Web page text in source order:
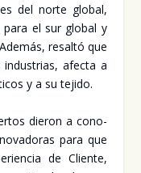
del nor­te glo­bal,
el sur glo­bal y
resal­tó que
afec­ta a
y a su teji­do.
die­ron a cono­
para que
de Clien­te,